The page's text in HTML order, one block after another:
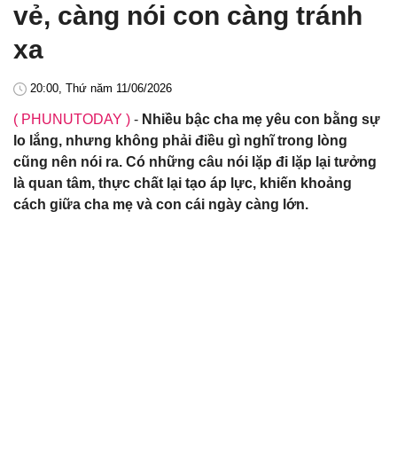
vẻ, càng nói con càng tránh
xa
20:00, Thứ năm 11/06/2026
( PHUNUTODAY ) - Nhiều bậc cha mẹ yêu con bằng sự
lo lắng, nhưng không phải điều gì nghĩ trong lòng
cũng nên nói ra. Có những câu nói lặp đi lặp lại tưởng
là quan tâm, thực chất lại tạo áp lực, khiến khoảng
cách giữa cha mẹ và con cái ngày càng lớn.